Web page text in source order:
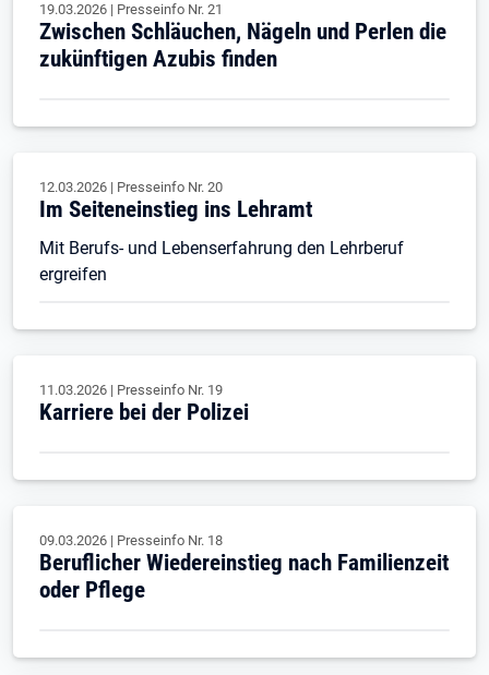
19.03.2026 | Presseinfo Nr. 21
Zwischen Schläuchen, Nägeln und Perlen die
zukünftigen Azubis finden
12.03.2026 | Presseinfo Nr. 20
Im Seiteneinstieg ins Lehramt
Mit Berufs- und Lebenserfahrung den Lehrberuf
ergreifen
11.03.2026 | Presseinfo Nr. 19
Karriere bei der Polizei
09.03.2026 | Presseinfo Nr. 18
Beruflicher Wiedereinstieg nach Familienzeit
oder Pflege